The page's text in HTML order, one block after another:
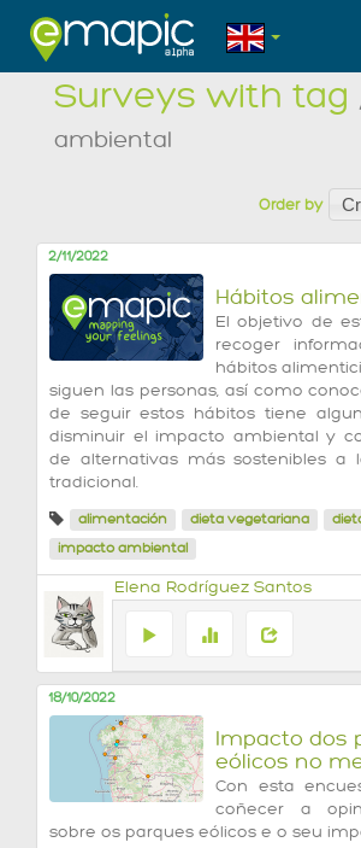
Surveys with tag
ambiental
Order by
2/11/2022
Hábitos
El objetivo de
recoger
hábitos
siguen las personas, así como
de seguir estos hábitos tiene
disminuir el impacto ambiental y
de alternativas más sostenibles a
tradicional.
alimentación dieta vegetariana
impacto ambiental
Elena Rodríguez Santos
18/10/2022
Impacto dos
eólicos no
Con esta
coñecer a
sobre os parques eólicos e o seu